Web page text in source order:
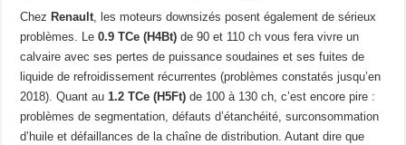
Chez Renault , les moteurs downsizés posent également de sérieux
problèmes. Le0.9 TCe (H4Bt) de 90 et 110 ch vous fera vivre un
calvaire avec ses pertes de puissance soudaines et ses fuites de
liquide de refroidissement récurrentes (problèmes constatés jusqu’en
2018). Quant au 1.2 TCe (H5Ft) de 100 à 130 ch, c’est encore pire :
problèmes de segmentation, défauts d’étanchéité, surconsommation
d’huile et défaillances de la chaîne de distribution. Autant dire que